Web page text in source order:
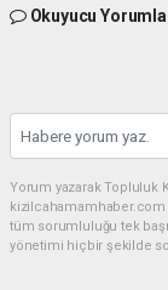
Okuyucu
Yorum yazarak Topluluk
kizilcahamamhaber.com
tüm sorumluluğu tek
yönetimi hiçbir şekilde